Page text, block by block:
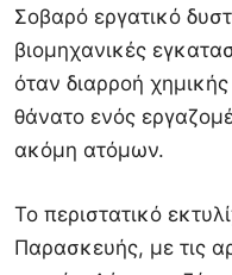
Σοβαρό εργατικό
βιομηχανικές
όταν διαρροή
θάνατο ενός
ακόμη ατόμων.
Το περιστατικό
Παρασκευής, με τις